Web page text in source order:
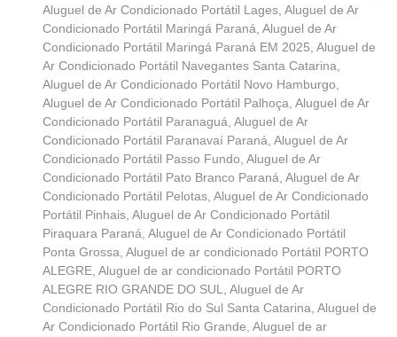
Aluguel de Ar Condicionado Portátil Lages, Aluguel de Ar
Condicionado Portátil Maringá Paraná, Aluguel de Ar
Condicionado Portátil Maringá Paraná EM 2025, Aluguel de
Ar Condicionado Portátil Navegantes Santa Catarina,
Aluguel de Ar Condicionado Portátil Novo Hamburgo,
Aluguel de Ar Condicionado Portátil Palhoça, Aluguel de Ar
Condicionado Portátil Paranaguá, Aluguel de Ar
Condicionado Portátil Paranavaí Paraná, Aluguel de Ar
Condicionado Portátil Passo Fundo, Aluguel de Ar
Condicionado Portátil Pato Branco Paraná, Aluguel de Ar
Condicionado Portátil Pelotas, Aluguel de Ar Condicionado
Portátil Pinhais, Aluguel de Ar Condicionado Portátil
Piraquara Paraná, Aluguel de Ar Condicionado Portátil
Ponta Grossa, Aluguel de ar condicionado Portátil PORTO
ALEGRE, Aluguel de ar condicionado Portátil PORTO
ALEGRE RIO GRANDE DO SUL, Aluguel de Ar
Condicionado Portátil Rio do Sul Santa Catarina, Aluguel de
Ar Condicionado Portátil Rio Grande, Aluguel de ar